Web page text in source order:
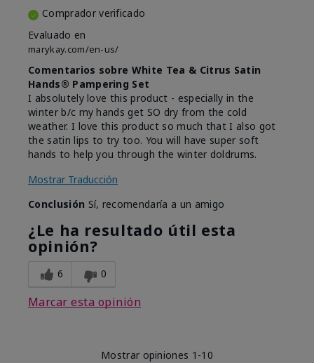
Comprador verificado
Evaluado en
marykay.com/en-us/
Comentarios sobre White Tea & Citrus Satin
Hands® Pampering Set
I absolutely love this product - especially in the
winter b/c my hands get SO dry from the cold
weather. I love this product so much that I also got
the satin lips to try too. You will have super soft
hands to help you through the winter doldrums.
Mostrar Traducción
Conclusión Sí, recomendaría a un amigo
¿Le ha resultado útil esta
opinión?
6 0
Marcar esta opinión
Mostrar opiniones 1-10